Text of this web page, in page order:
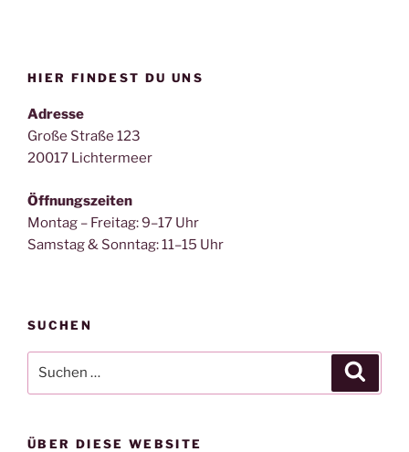
HIER FINDEST DU UNS
Adresse
Große Straße 123
20017 Lichtermeer
Öffnungszeiten
Montag – Freitag: 9–17 Uhr
Samstag & Sonntag: 11–15 Uhr
SUCHEN
nach:
ÜBER DIESE WEBSITE